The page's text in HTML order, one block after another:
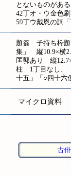
とないものがある
42丁オ・ウ金色刷
59丁ウ戴恩の詞
題簽 子持ち枠
集」 縦10.9×横
匡郭あり 縦
柱 1丁目なし、
十五」「○四十六
マイクロ資料
古